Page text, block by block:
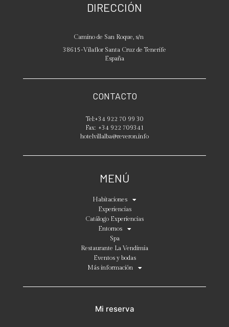
DIRECCIÓN
Camino de San Roque, s/n
38615-Vilaflor Santa Cruz de Tenerife
España
CONTACTO
Tel:+34 922 70 99 30
Fax: +34 922 709341
hotelvillalba@reveron.info
MENÚ
Habitaciones
Experiencias
Catálogo Experiencias
Entornos
Spa
Restaurante La Vendimia
Eventos y bodas
Más información
Mi reserva